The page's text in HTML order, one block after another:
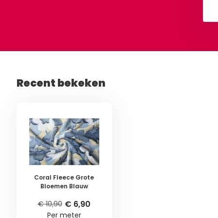
Recent bekeken
Coral Fleece Grote
Bloemen Blauw
€ 10,90 € 6,90
Per meter